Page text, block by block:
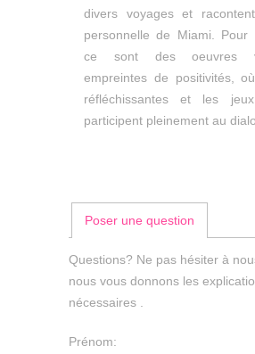
divers voyages et
personnelle de Miami. Pour
ce sont des oeuvres
empreintes de positivités,
réfléchissantes et les
participent pleinement au
Poser une question
Questions? Ne pas hésiter à
nous vous donnons les
nécessaires .
Prénom: